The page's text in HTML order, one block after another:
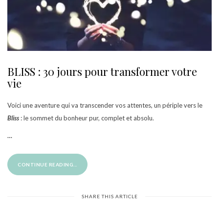
BLISS : 30 jours pour transformer votre
vie
Voici une aventure qui va transcender vos attentes, un périple vers le
Bliss : le sommet du bonheur pur, complet et absolu.
…
CONTINUE READING...
SHARE THIS ARTICLE